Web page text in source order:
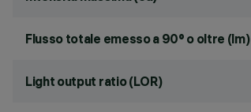
Flusso totale emesso a 90° o oltre (lm)
Light output ratio (LOR)